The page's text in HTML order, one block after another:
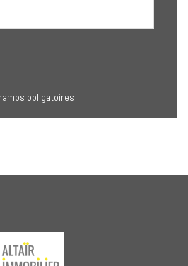
obligatoires